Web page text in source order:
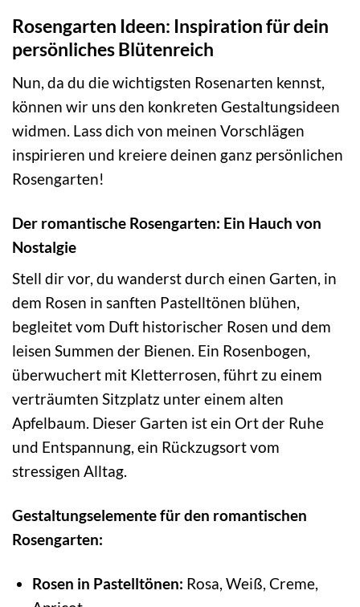
Rosengarten Ideen: Inspiration für dein
persönliches Blütenreich
Nun, da du die wichtigsten Rosenarten kennst,
können wir uns den konkreten Gestaltungsideen
widmen. Lass dich von meinen Vorschlägen
inspirieren und kreiere deinen ganz persönlichen
Rosengarten!
Der romantische Rosengarten: Ein Hauch von
Nostalgie
Stell dir vor, du wanderst durch einen Garten, in
dem Rosen in sanften Pastelltönen blühen,
begleitet vom Duft historischer Rosen und dem
leisen Summen der Bienen. Ein Rosenbogen,
überwuchert mit Kletterrosen, führt zu einem
verträumten Sitzplatz unter einem alten
Apfelbaum. Dieser Garten ist ein Ort der Ruhe
und Entspannung, ein Rückzugsort vom
stressigen Alltag.
Gestaltungselemente für den romantischen
Rosengarten:
Rosen in Pastelltönen: Rosa, Weiß, Creme,